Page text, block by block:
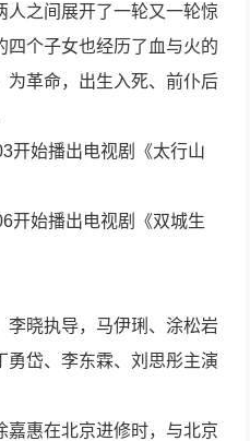
人之间展开了一轮又一轮惊
四个子女也经历了血与火的
为革命，出生入死、前仆后
开始播出电视剧《太行山
开始播出电视剧《双城生
李晓执导，马伊琍、涂松岩
勇岱、李东霖、刘思彤主演
嘉惠在北京进修时，与北京